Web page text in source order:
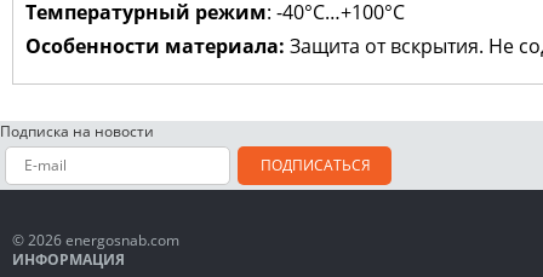
Температурный режим: -40°С…+100°С
Особенности материала: Защита от вскрытия. Не
Подписка на новости
ПОДПИСАТЬСЯ
© 2026 energosnab.com
ИНФОРМАЦИЯ